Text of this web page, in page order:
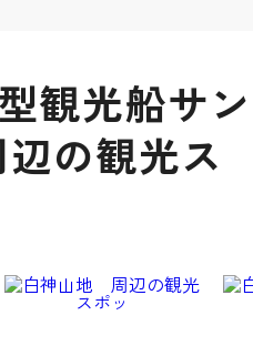
観光船サン
の観光ス